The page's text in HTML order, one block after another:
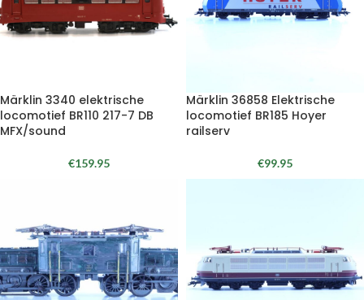
Märklin 3340 elektrische
locomotief BR110 217-7 DB
MFX/sound
€159.95
Märklin 36858 Elektrische
locomotief BR185 Hoyer
railserv
€99.95